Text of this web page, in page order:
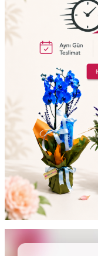
KVK
Ödeme
testt